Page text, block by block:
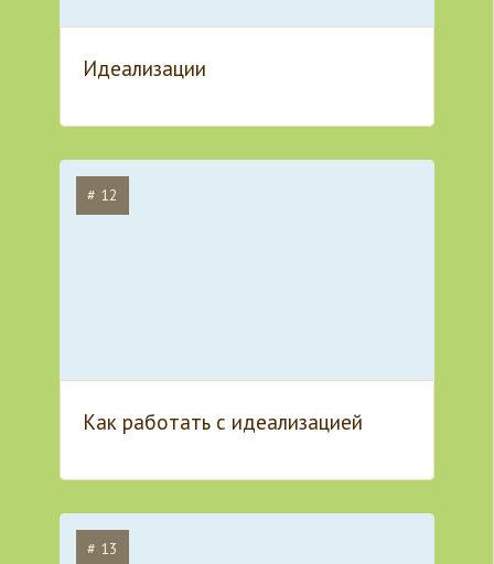
Идеализации
# 12
Как работать с идеализацией
# 13